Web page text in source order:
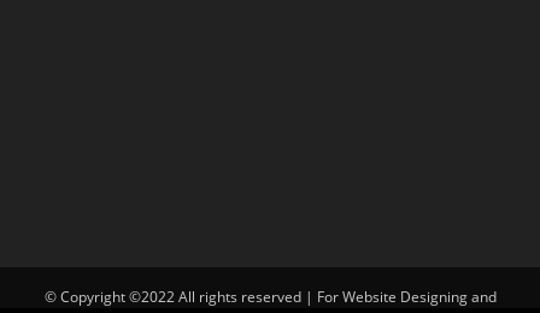
© Copyright ©2022 All rights reserved | For Website Designing and